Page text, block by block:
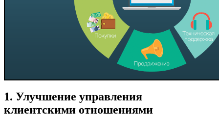
1. Улучшение управления
клиентскими отношениями